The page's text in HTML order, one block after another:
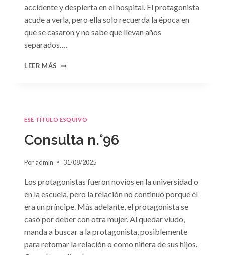
accidente y despierta en el hospital. El protagonista
acude a verla, pero ella solo recuerda la época en
que se casaron y no sabe que llevan años
separados….
LEER MÁS CONSULTA
OLVIDO»
SUSAN
ESE TÍTULO ESQUIVO
Consulta n.°96
Por admin 31/08/2025
Los protagonistas fueron novios en la universidad o
en la escuela, pero la relación no continuó porque él
era un príncipe. Más adelante, el protagonista se
casó por deber con otra mujer. Al quedar viudo,
manda a buscar a la protagonista, posiblemente
para retomar la relación o como niñera de sus hijos.